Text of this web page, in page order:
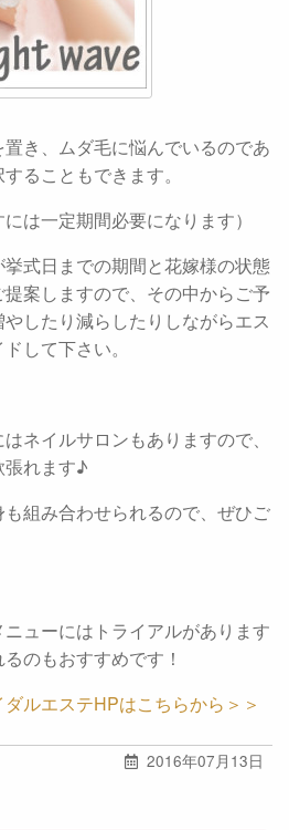
き、ムダ毛に悩んでいるのであ
ることもできます。
は一定期間必要になります）
式日までの期間と花嫁様の状態
案しますので、その中からご予
したり減らしたりしながらエス
して下さい。
ネイルサロンもありますので、
張れます♪
組み合わせられるので、ぜひご
ューにはトライアルがあります
のもおすすめです！
ルエステHPはこちらから＞＞
2016年07月13日